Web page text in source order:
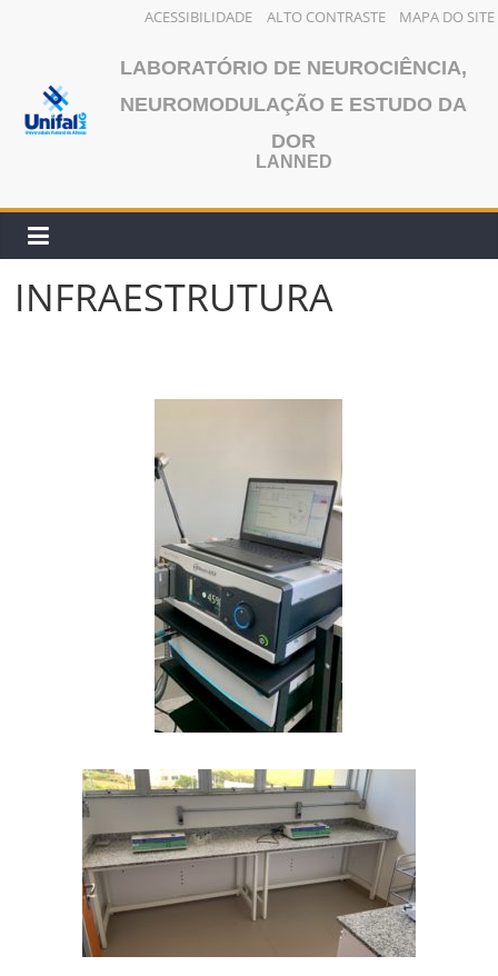
ACESSIBILIDADE ALTO CONTRASTE MAPA DO SITE
conteúdo
LABORATÓRIO DE NEUROCIÊNCIA,
NEUROMODULAÇÃO E ESTUDO DA
DOR
LANNED
INFRAESTRUTURA